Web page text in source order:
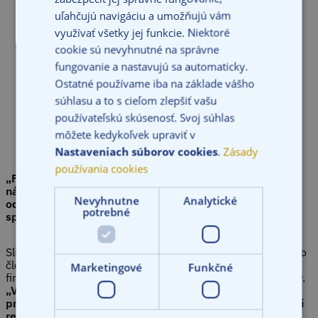
„Finančné výsledky, ktoré sme dosiahli v minulom roku
nás mimoriadne tešia a sú zásluhou tímu takmer 70
odborníkov z oblasti poisťovníctva, ktorí pracujú v našej
spoločnosti, vrátane jej pobočiek,“
Slovenská PREMIUM Poisťovňa, pobočka poisťovne z iného
členského štátu, opakovane získava ocenenia od
finančných agentov, partnerov aj samotných spotrebiteľov.
„V roku 2024 sme sa opäť umiestnili na popredných
priečkach a obstáli sme v konkurencii medzi dlhoročnými
uľahčujú navigáciu a umožňujú vám
využívať všetky jej funkcie. Niektoré
cookie sú nevyhnutné na správne
fungovanie a nastavujú sa automaticky.
Ostatné používame iba na základe vášho
súhlasu a to s cieľom zlepšiť vašu
používateľskú skúsenosť. Svoj súhlas
môžete kedykoľvek upraviť v
Nastaveniach súborov cookies. Zásady
používania cookies
Nevyhnutne
potrebné
Analytické
Marketingové Funkčné